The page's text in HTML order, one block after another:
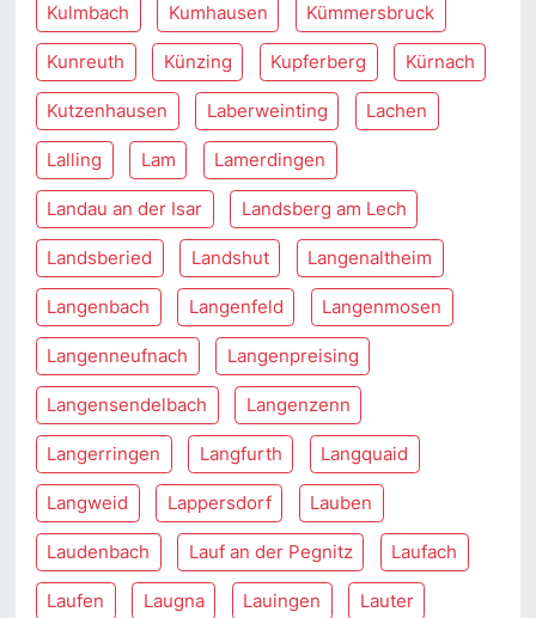
Kulmbach Kumhausen Kümmersbruck
Kunreuth Künzing Kupferberg Kürnach
Kutzenhausen Laberweinting Lachen
Lalling Lam Lamerdingen
Landau an der Isar Landsberg am Lech
Landsberied Landshut Langenaltheim
Langenbach Langenfeld Langenmosen
Langenneufnach Langenpreising
Langensendelbach Langenzenn
Langerringen Langfurth Langquaid
Langweid Lappersdorf Lauben
Laudenbach Lauf an der Pegnitz Laufach
Laufen Laugna Lauingen Lauter